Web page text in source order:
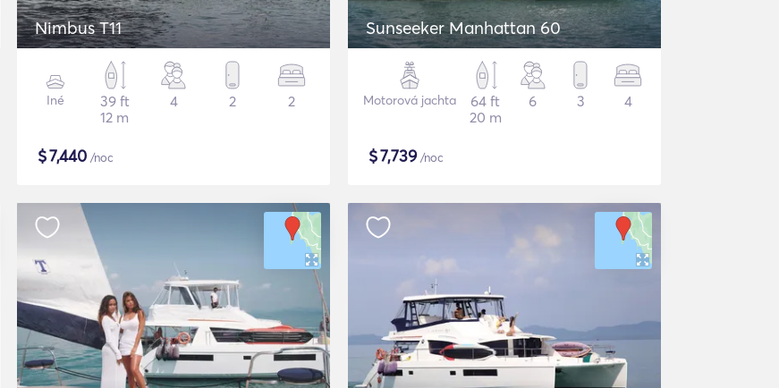
Nimbus T11
Iné
39 ft
12 m
4 2 2
$7,440 /noc
Sunseeker Manhattan 60
Motorová jachta
64 ft
20 m
6 3 4
$7,739/noc